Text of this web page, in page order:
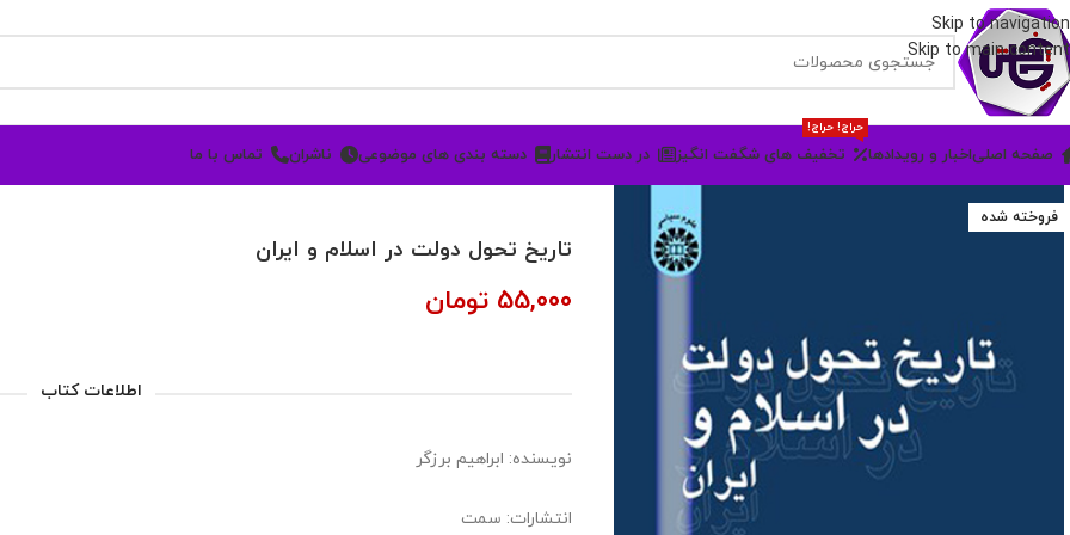
Skip to navigation
Skip to main content
صفحه اصلیاخبار و رویدادها تخفیف های شگفت انگیز
حراج! حراج!
در دست انتشار دسته بندی های موضوعی ناشران تماس با ما
فروخته شده
تاریخ تحول دولت در اسلام و ایران
55,000 تومان
اطلاعات کتاب
نویسنده: ابراهیم برزگر
انتشارات: سمت